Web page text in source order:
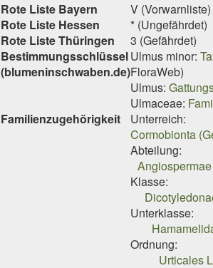
Rote Liste Bayern
V (Vorwarnliste)
Rote Liste Hessen
* (Ungefährdet)
Rote Liste Thüringen
3 (Gefährdet)
Bestimmungsschlüssel
(blumeninschwaben.de)
Ulmus minor:
FloraWeb)
Ulmus:
Ulmaceae:
Familienzugehörigkeit
Unterreich:
Cormobionta
Abteilung:
Klasse:
Unterklasse:
Ordnung:
Urticales